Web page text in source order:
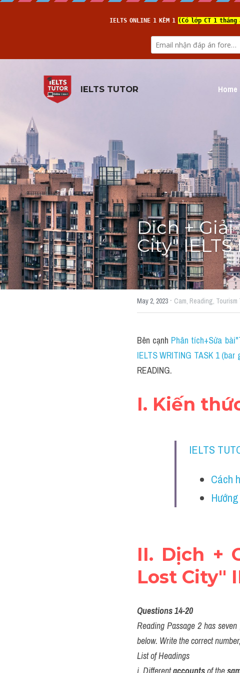
IELTS TUTOR Home
Dịch +
City" IELTS
May 2, 2023 · Cam, Reading,
Bên cạnh Phân tích+Sửa
IELTS WRITING TASK 1 (bar
READING.
I. Kiến
IELTS
Cách
II. Dịch +
Lost City"
Questions 14-20
Reading Passage 2 has
below. Write the correct
List of Headings